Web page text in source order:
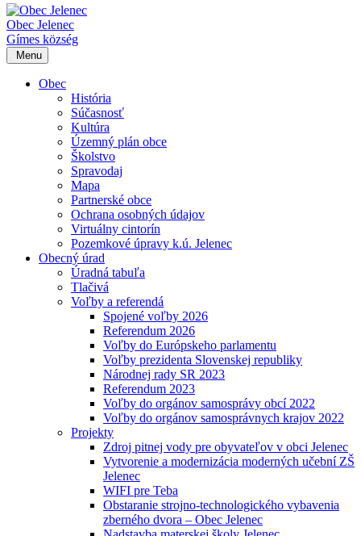
Obec Jelenec
Gímes község
Menu
Obec
História
Súčasnosť
Kultúra
Územný plán obce
Školstvo
Spravodaj
Mapa
Partnerské obce
Ochrana osobných údajov
Virtuálny cintorín
Pozemkové úpravy k.ú. Jelenec
Obecný úrad
Úradná tabuľa
Tlačivá
Voľby a referendá
Spojené voľby 2026
Referendum 2026
Voľby do Európskeho parlamentu
Voľby prezidenta Slovenskej republiky
Národnej rady SR 2023
Referendum 2023
Voľby do orgánov samosprávy obcí 2022
Voľby do orgánov samosprávnych krajov 2022
Projekty
Zdroj pitnej vody pre obyvateľov v obci Jelenec
Vytvorenie a modernizácia moderných učební ZŠ
Jelenec
WIFI pre Teba
Obstaranie strojno-technologického vybavenia
zberného dvora – Obec Jelenec